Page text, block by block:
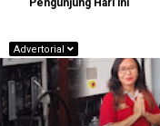
Advertorial